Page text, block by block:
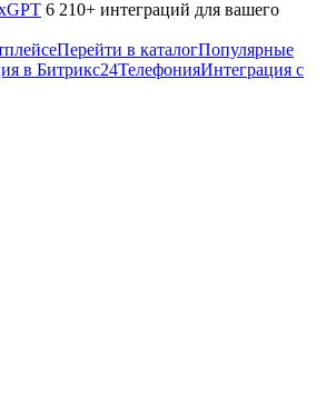
6 210+ интеграций для вашего
Перейти в каталогПопулярные
в Битрикс24ТелефонияИнтеграция с